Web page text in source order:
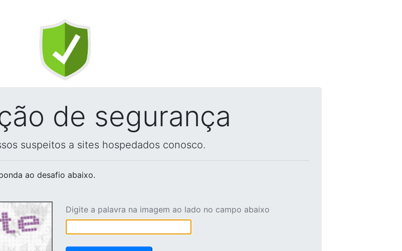
de segurança
suspeitos a sites hospedados conosco.
ao desafio abaixo.
Digite a palavra na imagem ao lado no campo abaixo